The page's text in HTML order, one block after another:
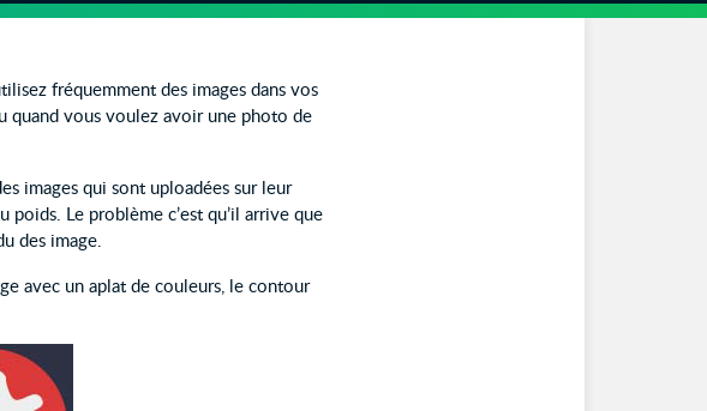
fréquemment des images dans vos
quand vous voulez avoir une photo de
images qui sont uploadées sur leur
Le problème c’est qu’il arrive que
des image.
avec un aplat de couleurs, le contour